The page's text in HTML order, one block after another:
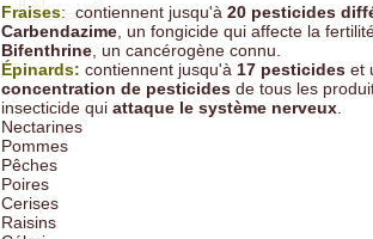
Fraises: contiennent jusqu'à 20 pesticides
Carbendazime , un fongicide qui affecte la
Bifenthrine , un cancérogène connu.
Épinards: contiennent jusqu'à 17 pesticides et
concentration de pesticides de tous les
insecticide qui attaque le système nerveux
Nectarines
Pommes
Pêches
Poires
Cerises
Raisins